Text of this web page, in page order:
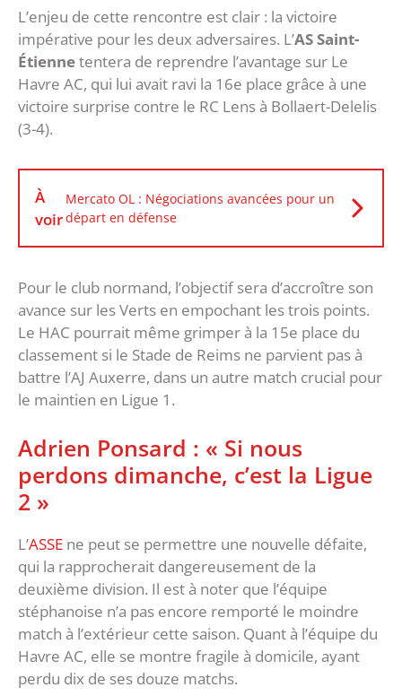
L’enjeu de cette rencontre est clair : la victoire
impérative pour les deux adversaires. L’AS Saint-
Étiennetentera de reprendre l’avantage sur Le
Havre AC, qui lui avait ravi la 16e place grâce à une
victoire surprise contre le RC Lens à Bollaert-Delelis
(3-4).
À
voir
Mercato OL : Négociations avancées pour un
départ en défense
Pour le club normand, l’objectif sera d’accroître son
avance sur les Verts en empochant les trois points.
Le HAC pourrait même grimper à la 15e place du
classement si le Stade de Reims ne parvient pas à
battre l’AJ Auxerre, dans un autre match crucial pour
le maintien en Ligue 1.
Adrien Ponsard : « Si nous
perdons dimanche, c’est la Ligue
2 »
L’ASSE ne peut se permettre une nouvelle défaite,
qui la rapprocherait dangereusement de la
deuxième division. Il est à noter que l’équipe
stéphanoise n’a pas encore remporté le moindre
match à l’extérieur cette saison. Quant à l’équipe du
Havre AC, elle se montre fragile à domicile, ayant
perdu dix de ses douze matchs.